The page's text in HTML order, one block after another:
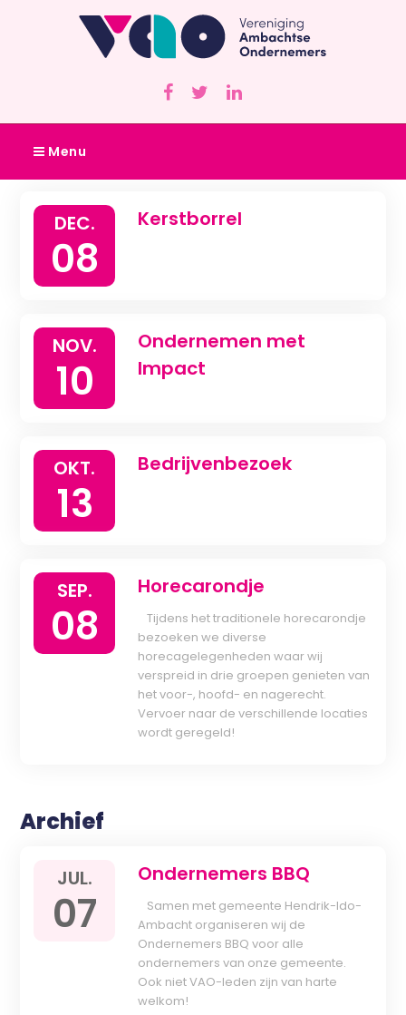
Menu
DEC.
08
Kerstborrel
NOV.
10
Ondernemen met
Impact
OKT.
13
Bedrijvenbezoek
SEP.
08
Horecarondje
Tijdens het traditionele horecarondje
bezoeken we diverse
horecagelegenheden waar wij
verspreid in drie groepen genieten van
het voor-, hoofd- en nagerecht.
Vervoer naar de verschillende locaties
wordt geregeld!
Archief
JUL.
07
Ondernemers BBQ
Samen met gemeente Hendrik-Ido-
Ambacht organiseren wij de
Ondernemers BBQ voor alle
ondernemers van onze gemeente.
Ook niet VAO-leden zijn van harte
welkom!